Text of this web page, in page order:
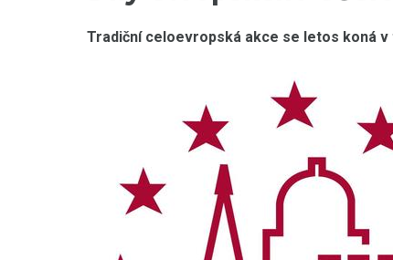
Tradiční celoevropská akce se letos koná v